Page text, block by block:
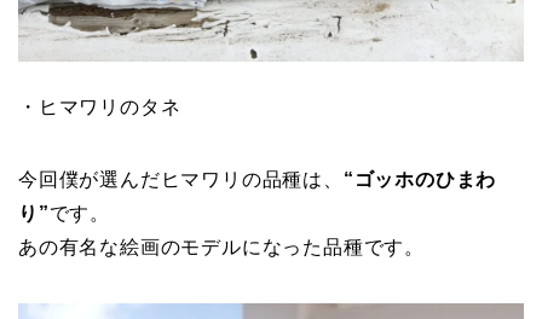
・ヒマワリのタネ
今回僕が選んだヒマワリの品種は、 “ゴッホのひまわ
り”です。
あの有名な絵画のモデルになった品種です。